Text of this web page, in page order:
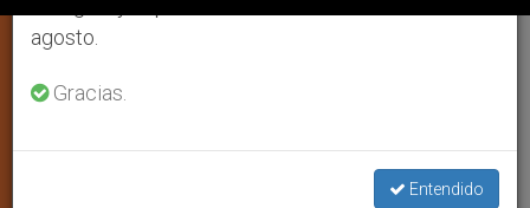
él se debe la reconstrucción de la
basílica-catedral de Anagni; en ella fue
canonizada Clara de Asís»
AGOSTO 03, 2014 00:00
ISABEL ORELLANA VILCHES
agosto.
Gracias.
Entendido